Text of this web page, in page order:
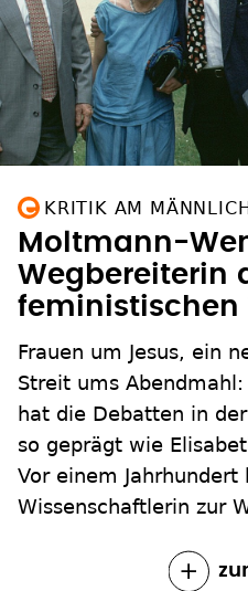
KRITIK AM
Moltmann-
Wegbereiterin
feministischen
Frauen um Jesus, ein
Streit ums
hat die Debatten in
so geprägt wie
Vor einem Jahrhundert
Wissenschaftlerin zur